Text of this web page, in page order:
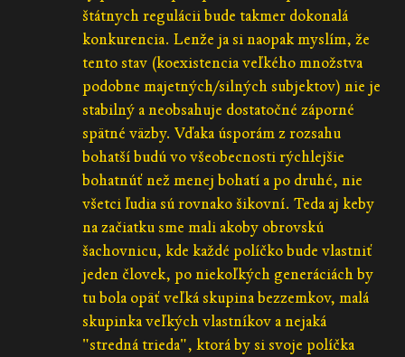
štátnych regulácii bude takmer dokonalá
konkurencia. Lenže ja si naopak myslím, že
tento stav (koexistencia veľkého množstva
podobne majetných/silných subjektov) nie je
stabilný a neobsahuje dostatočné záporné
spätné väzby. Vďaka úsporám z rozsahu
bohatší budú vo všeobecnosti rýchlejšie
bohatnúť než menej bohatí a po druhé, nie
všetci ľudia sú rovnako šikovní. Teda aj keby
na začiatku sme mali akoby obrovskú
šachovnicu, kde každé políčko bude vlastniť
jeden človek, po niekoľkých generáciách by
tu bola opäť veľká skupina bezzemkov, malá
skupinka veľkých vlastníkov a nejaká
"stredná trieda", ktorá by si svoje políčka